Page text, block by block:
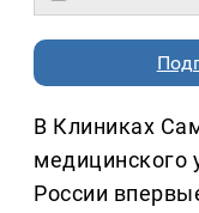
В Клиниках
медицинского
России